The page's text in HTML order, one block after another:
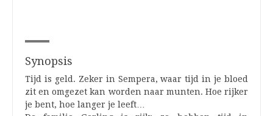
Synopsis
Tijd is geld. Zeker in Sempera, waar tijd in je bloed
zit en omgezet kan worden naar munten. Hoe rijker
je bent, hoe langer je leeft…